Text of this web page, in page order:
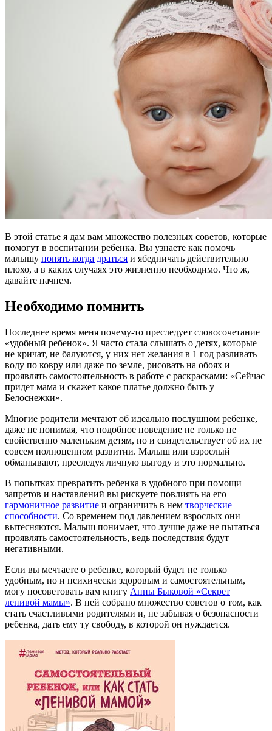
В этой статье я дам вам множество полезных советов, которые
помогут в воспитании ребенка. Вы узнаете как помочь
малышу понять когда драться и ябедничать действительно
плохо, а в каких случаях это жизненно необходимо. Что ж,
давайте начнем.
Необходимо помнить
Последнее время меня почему-то преследует словосочетание
«удобный ребенок». Я часто стала слышать о детях, которые
не кричат, не балуются, у них нет желания в 1 год разливать
воду по ковру или даже по земле, рисовать на обоях и
проявлять самостоятельность в работе с раскрасками: «Сейчас
придет мама и скажет какое платье должно быть у
Белоснежки».
Многие родители мечтают об идеально послушном ребенке,
даже не понимая, что подобное поведение не только не
свойственно маленьким детям, но и свидетельствует об их не
совсем полноценном развитии. Малыш или взрослый
обманывают, преследуя личную выгоду и это нормально.
В попытках превратить ребенка в удобного при помощи
запретов и наставлений вы рискуете повлиять на его
гармоничное развитие и ограничить в нем творческие
способности. Со временем под давлением взрослых они
вытесняются. Малыш понимает, что лучше даже не пытаться
проявлять самостоятельность, ведь последствия будут
негативными.
Если вы мечтаете о ребенке, который будет не только
удобным, но и психически здоровым и самостоятельным,
могу посоветовать вам книгу Анны Быковой «Секрет
ленивой мамы». В ней собрано множество советов о том, как
стать счастливыми родителями и, не забывая о безопасности
ребенка, дать ему ту свободу, в которой он нуждается.